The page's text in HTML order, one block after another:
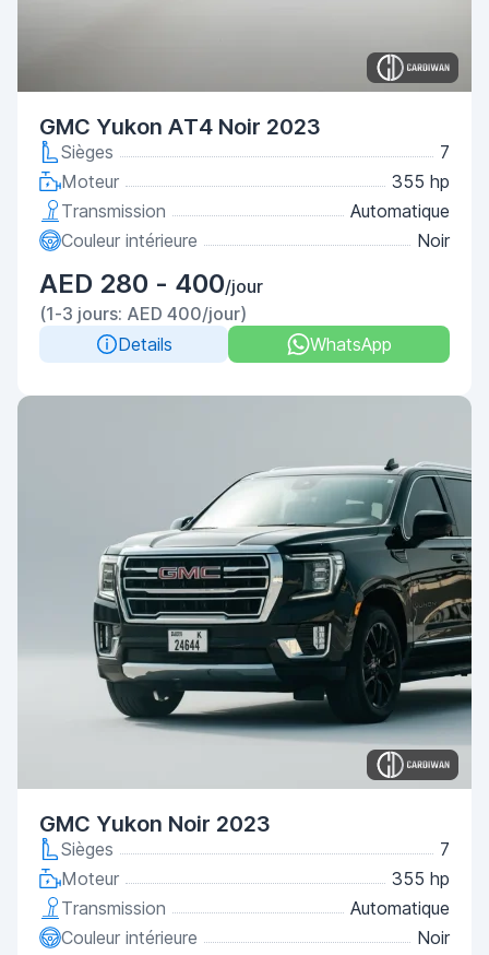
GMC Yukon AT4 Noir 2023
Sièges
7
Moteur
355 hp
Transmission
Automatique
Couleur intérieure
Noir
AED 280 - 400/jour
(1-3 jours: AED 400/jour)
Details
WhatsApp
GMC Yukon Noir 2023
Sièges
7
Moteur
355 hp
Transmission
Automatique
Couleur intérieure
Noir